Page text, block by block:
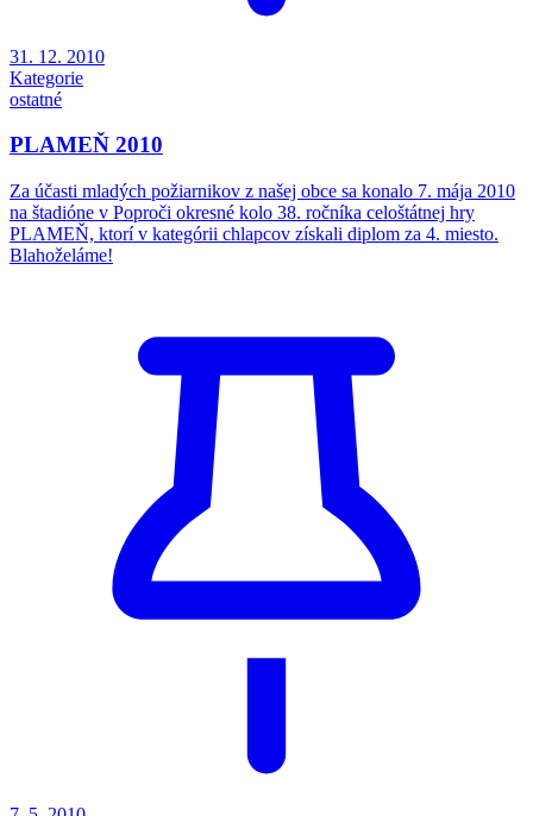
31. 12. 2010
Kategorie
ostatné
PLAMEŇ 2010
Za účasti mladých požiarnikov z našej obce sa konalo 7. mája 2010
na štadióne v Poproči okresné kolo 38. ročníka celoštátnej hry
PLAMEŇ, ktorí v kategórii chlapcov získali diplom za 4. miesto.
Blahoželáme!